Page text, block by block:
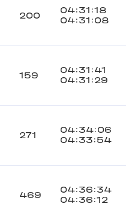
200
04:31:18
04:31:08
159
04:31:41
04:31:29
271
04:34:06
04:33:54
469
04:36:34
04:36:12